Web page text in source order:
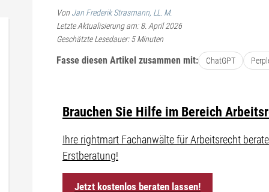
Von Jan Frederik Strasmann, LL. M.
Letzte Aktualisierung am: 8. April 2026
Geschätzte Lesedauer: 5 Minuten
Fasse diesen Artikel zusammen mit: ChatGPT
Brauchen Sie Hilfe im Bereich
Ihre rightmart Fachanwälte für Arbeitsrecht
Erstberatung!
Jetzt kostenlos beraten lassen!